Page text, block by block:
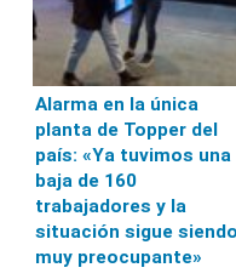
Alarma en la única
planta de Topper del
país: «Ya tuvimos una
baja de 160
trabajadores y la
situación sigue siendo
muy preocupante»